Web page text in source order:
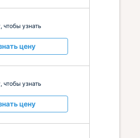
чтобы узнать
цену
чтобы узнать
цену